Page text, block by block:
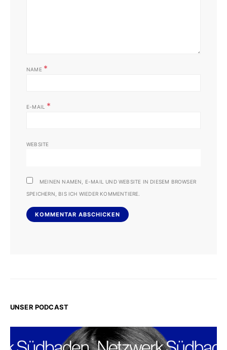
NAME *
E-MAIL *
WEBSITE
MEINEN NAMEN, E-MAIL UND WEBSITE IN DIESEM BROWSER
SPEICHERN, BIS ICH WIEDER KOMMENTIERE.
UNSER PODCAST